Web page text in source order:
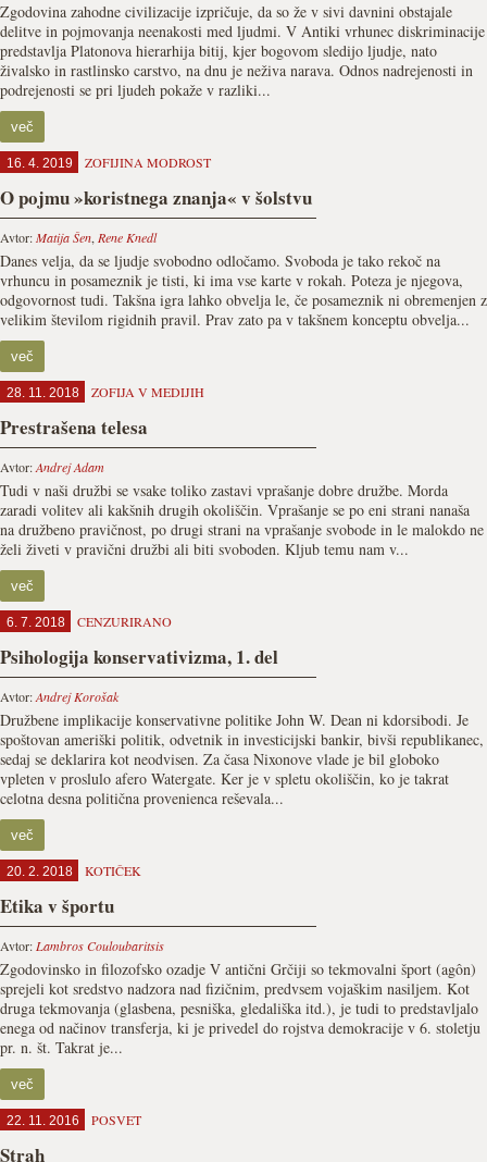
Zgodovina zahodne civilizacije izpričuje, da so že v sivi davnini obstajale
delitve in pojmovanja neenakosti med ljudmi. V Antiki vrhunec diskriminacije
predstavlja Platonova hierarhija bitij, kjer bogovom sledijo ljudje, nato
živalsko in rastlinsko carstvo, na dnu je neživa narava. Odnos nadrejenosti in
podrejenosti se pri ljudeh pokaže v razliki...
več
16. 4. 2019 ZOFIJINA MODROST
O pojmu »koristnega znanja« v šolstvu
Avtor:Matija Šen, Rene Knedl
Danes velja, da se ljudje svobodno odločamo. Svoboda je tako rekoč na
vrhuncu in posameznik je tisti, ki ima vse karte v rokah. Poteza je njegova,
odgovornost tudi. Takšna igra lahko obvelja le, če posameznik ni obremenjen z
velikim številom rigidnih pravil. Prav zato pa v takšnem konceptu obvelja...
več
28. 11. 2018 ZOFIJA V MEDIJIH
Prestrašena telesa
Avtor:Andrej Adam
Tudi v naši družbi se vsake toliko zastavi vprašanje dobre družbe. Morda
zaradi volitev ali kakšnih drugih okoliščin. Vprašanje se po eni strani nanaša
na družbeno pravičnost, po drugi strani na vprašanje svobode in le malokdo ne
želi živeti v pravični družbi ali biti svoboden. Kljub temu nam v...
več
6. 7. 2018 CENZURIRANO
Psihologija konservativizma, 1. del
Avtor:Andrej Korošak
Družbene implikacije konservativne politike John W. Dean ni kdorsibodi. Je
spoštovan ameriški politik, odvetnik in investicijski bankir, bivši republikanec,
sedaj se deklarira kot neodvisen. Za časa Nixonove vlade je bil globoko
vpleten v proslulo afero Watergate. Ker je v spletu okoliščin, ko je takrat
celotna desna politična provenienca reševala...
več
20. 2. 2018 KOTIČEK
Etika v športu
Avtor: Lambros Couloubaritsis
Zgodovinsko in filozofsko ozadje V antični Grčiji so tekmovalni šport (agôn)
sprejeli kot sredstvo nadzora nad fizičnim, predvsem vojaškim nasiljem. Kot
druga tekmovanja (glasbena, pesniška, gledališka itd.), je tudi to predstavljalo
enega od načinov transferja, ki je privedel do rojstva demokracije v 6. stoletju
pr. n. št. Takrat je...
več
22. 11. 2016 POSVET
Strah